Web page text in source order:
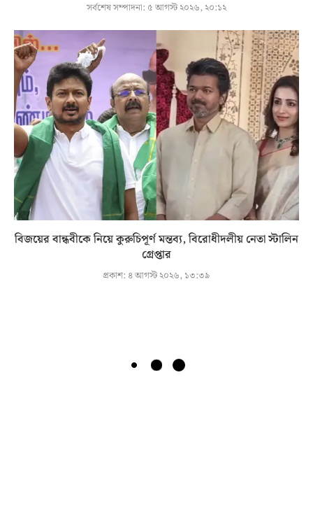
সর্বশেষ সম্পাদনা: ৫ আগস্ট ২০২৬, ২০:১২
বিজয়ের বান্ধবীকে নিয়ে কুরুচিপূর্ণ মন্তব্য, বিরোধীদলীয় নেতা স্টালিন
গ্রেপ্তার
প্রকাশ: ৪ আগস্ট ২০২৬, ১৩:৩৯